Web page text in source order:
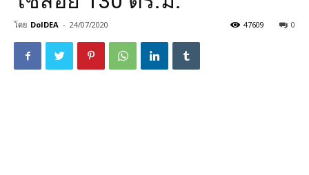
โดย DoIDEA - 24/07/2020 0
47609